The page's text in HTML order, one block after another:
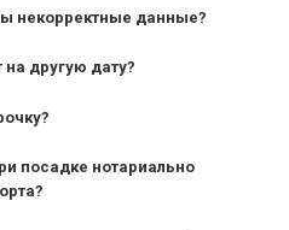
некорректные данные?
другую дату?
посадке нотариально